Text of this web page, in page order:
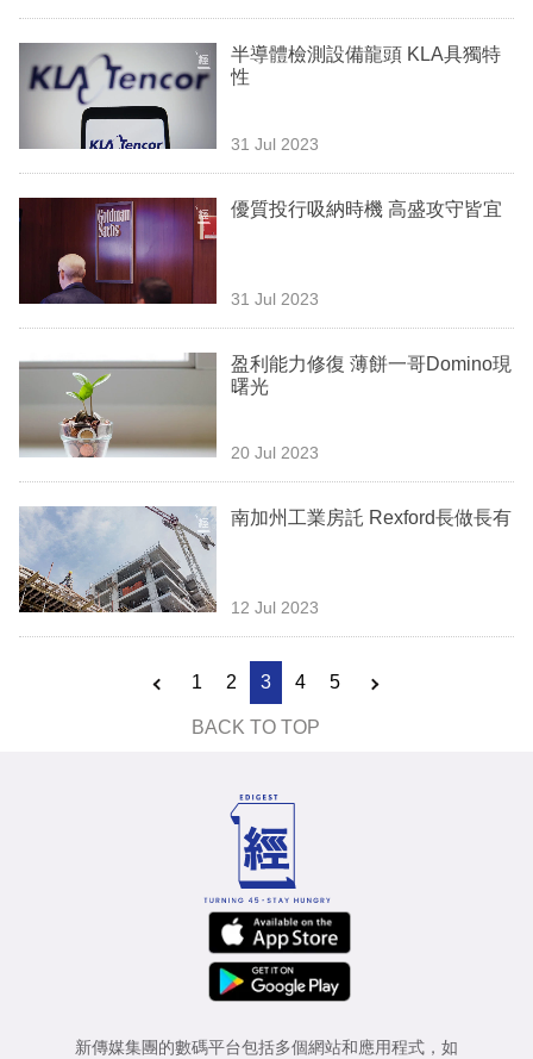
區
半導體檢測設備龍頭 KLA具獨特
性
31 Jul 2023
優質投行吸納時機 高盛攻守皆宜
31 Jul 2023
盈利能力修復 薄餅一哥Domino現
曙光
20 Jul 2023
南加州工業房託 Rexford長做長有
12 Jul 2023
1 2 3 4 5
BACK TO TOP
新傳媒集團的數碼平台包括多個網站和應用程式，如